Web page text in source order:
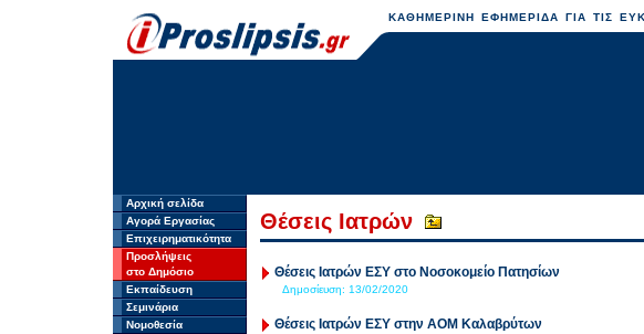
ΚΑΘΗΜΕΡΙΝΗ ΕΦΗΜΕΡΙΔΑ ΓΙΑ ΤΙΣ
Αρχική σελίδα
Αγορά Εργασίας
Επιχειρηματικότητα
Προσλήψεις
στο Δημόσιο
Εκπαίδευση
Σεμινάρια
Νομοθεσία
Θέσεις Ιατρών
Θέσεις Ιατρών ΕΣΥ στο Νοσοκομείο Πατησίων
Δημοσίευση: 13/02/2020
Θέσεις Ιατρών ΕΣΥ στην ΑΟΜ Καλαβρύτων